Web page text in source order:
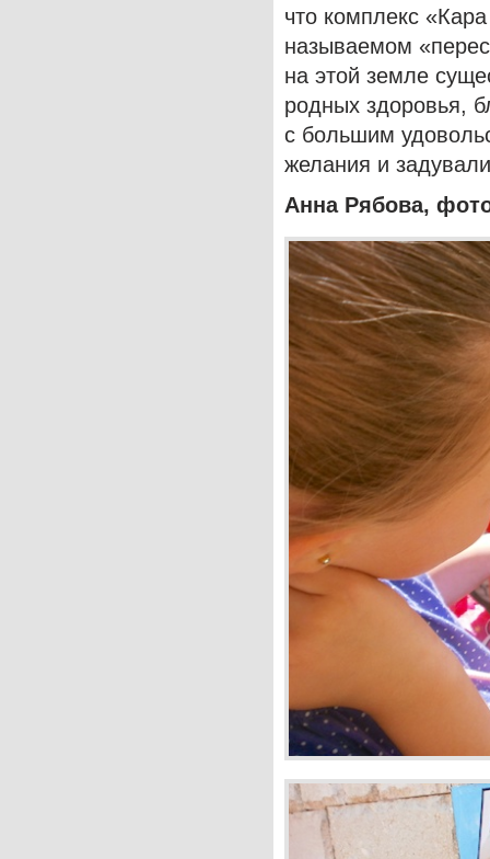
что комплекс
называемом
на этой земле
родных здоровья,
с большим
желания и
Анна Рябова,